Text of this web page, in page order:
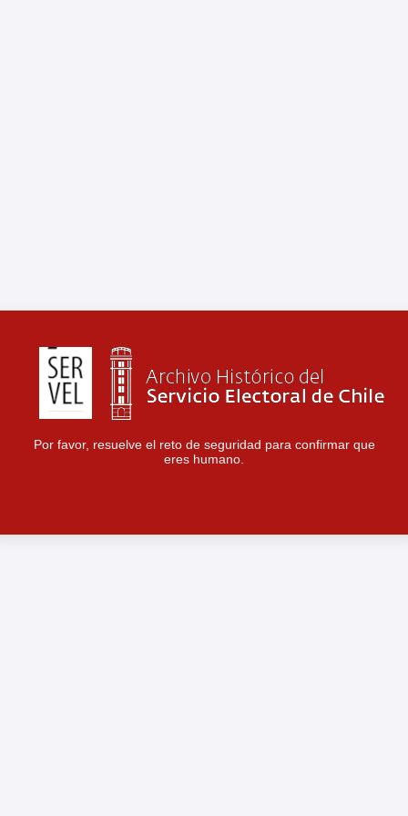
Por favor, resuelve el reto de seguridad para confirmar que
eres humano.